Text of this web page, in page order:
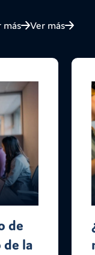
Ver más
más
de
la